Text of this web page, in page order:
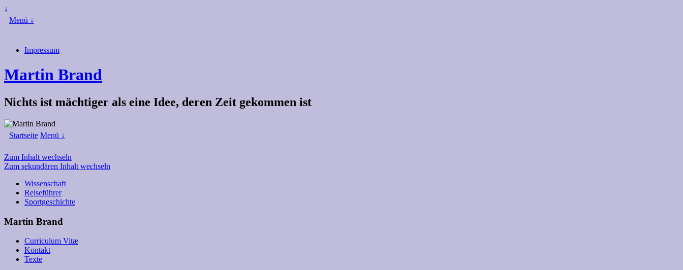
↓
Menü ↓
Impressum
Martin Brand
Nichts ist mächtiger als eine Idee, deren Zeit gekommen ist
Startseite Menü ↓
Zum Inhalt wechseln
Zum sekundären Inhalt wechseln
Wissenschaft
Reiseführer
Sportgeschichte
Martin Brand
Curriculum Vitæ
Kontakt
Texte